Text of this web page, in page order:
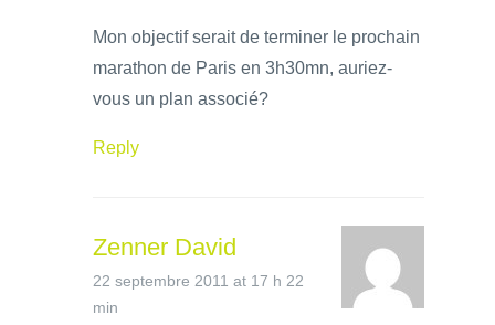
Mon objectif serait de terminer le prochain
marathon de Paris en 3h30mn, auriez-
vous un plan associé?
Reply
Zenner David
22 septembre 2011 at 17 h 22
min